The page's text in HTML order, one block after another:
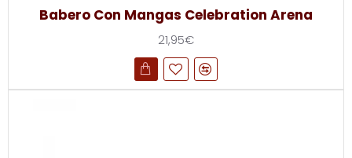
Babero Con Mangas Celebration Arena
21,95€